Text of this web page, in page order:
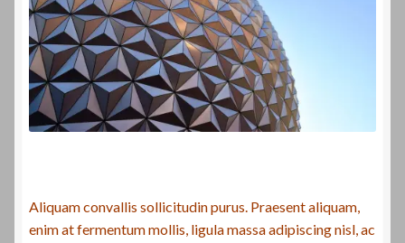
Aliquam convallis sollicitudin purus. Praesent aliquam,
enim at fermentum mollis, ligula massa adipiscing nisl, ac